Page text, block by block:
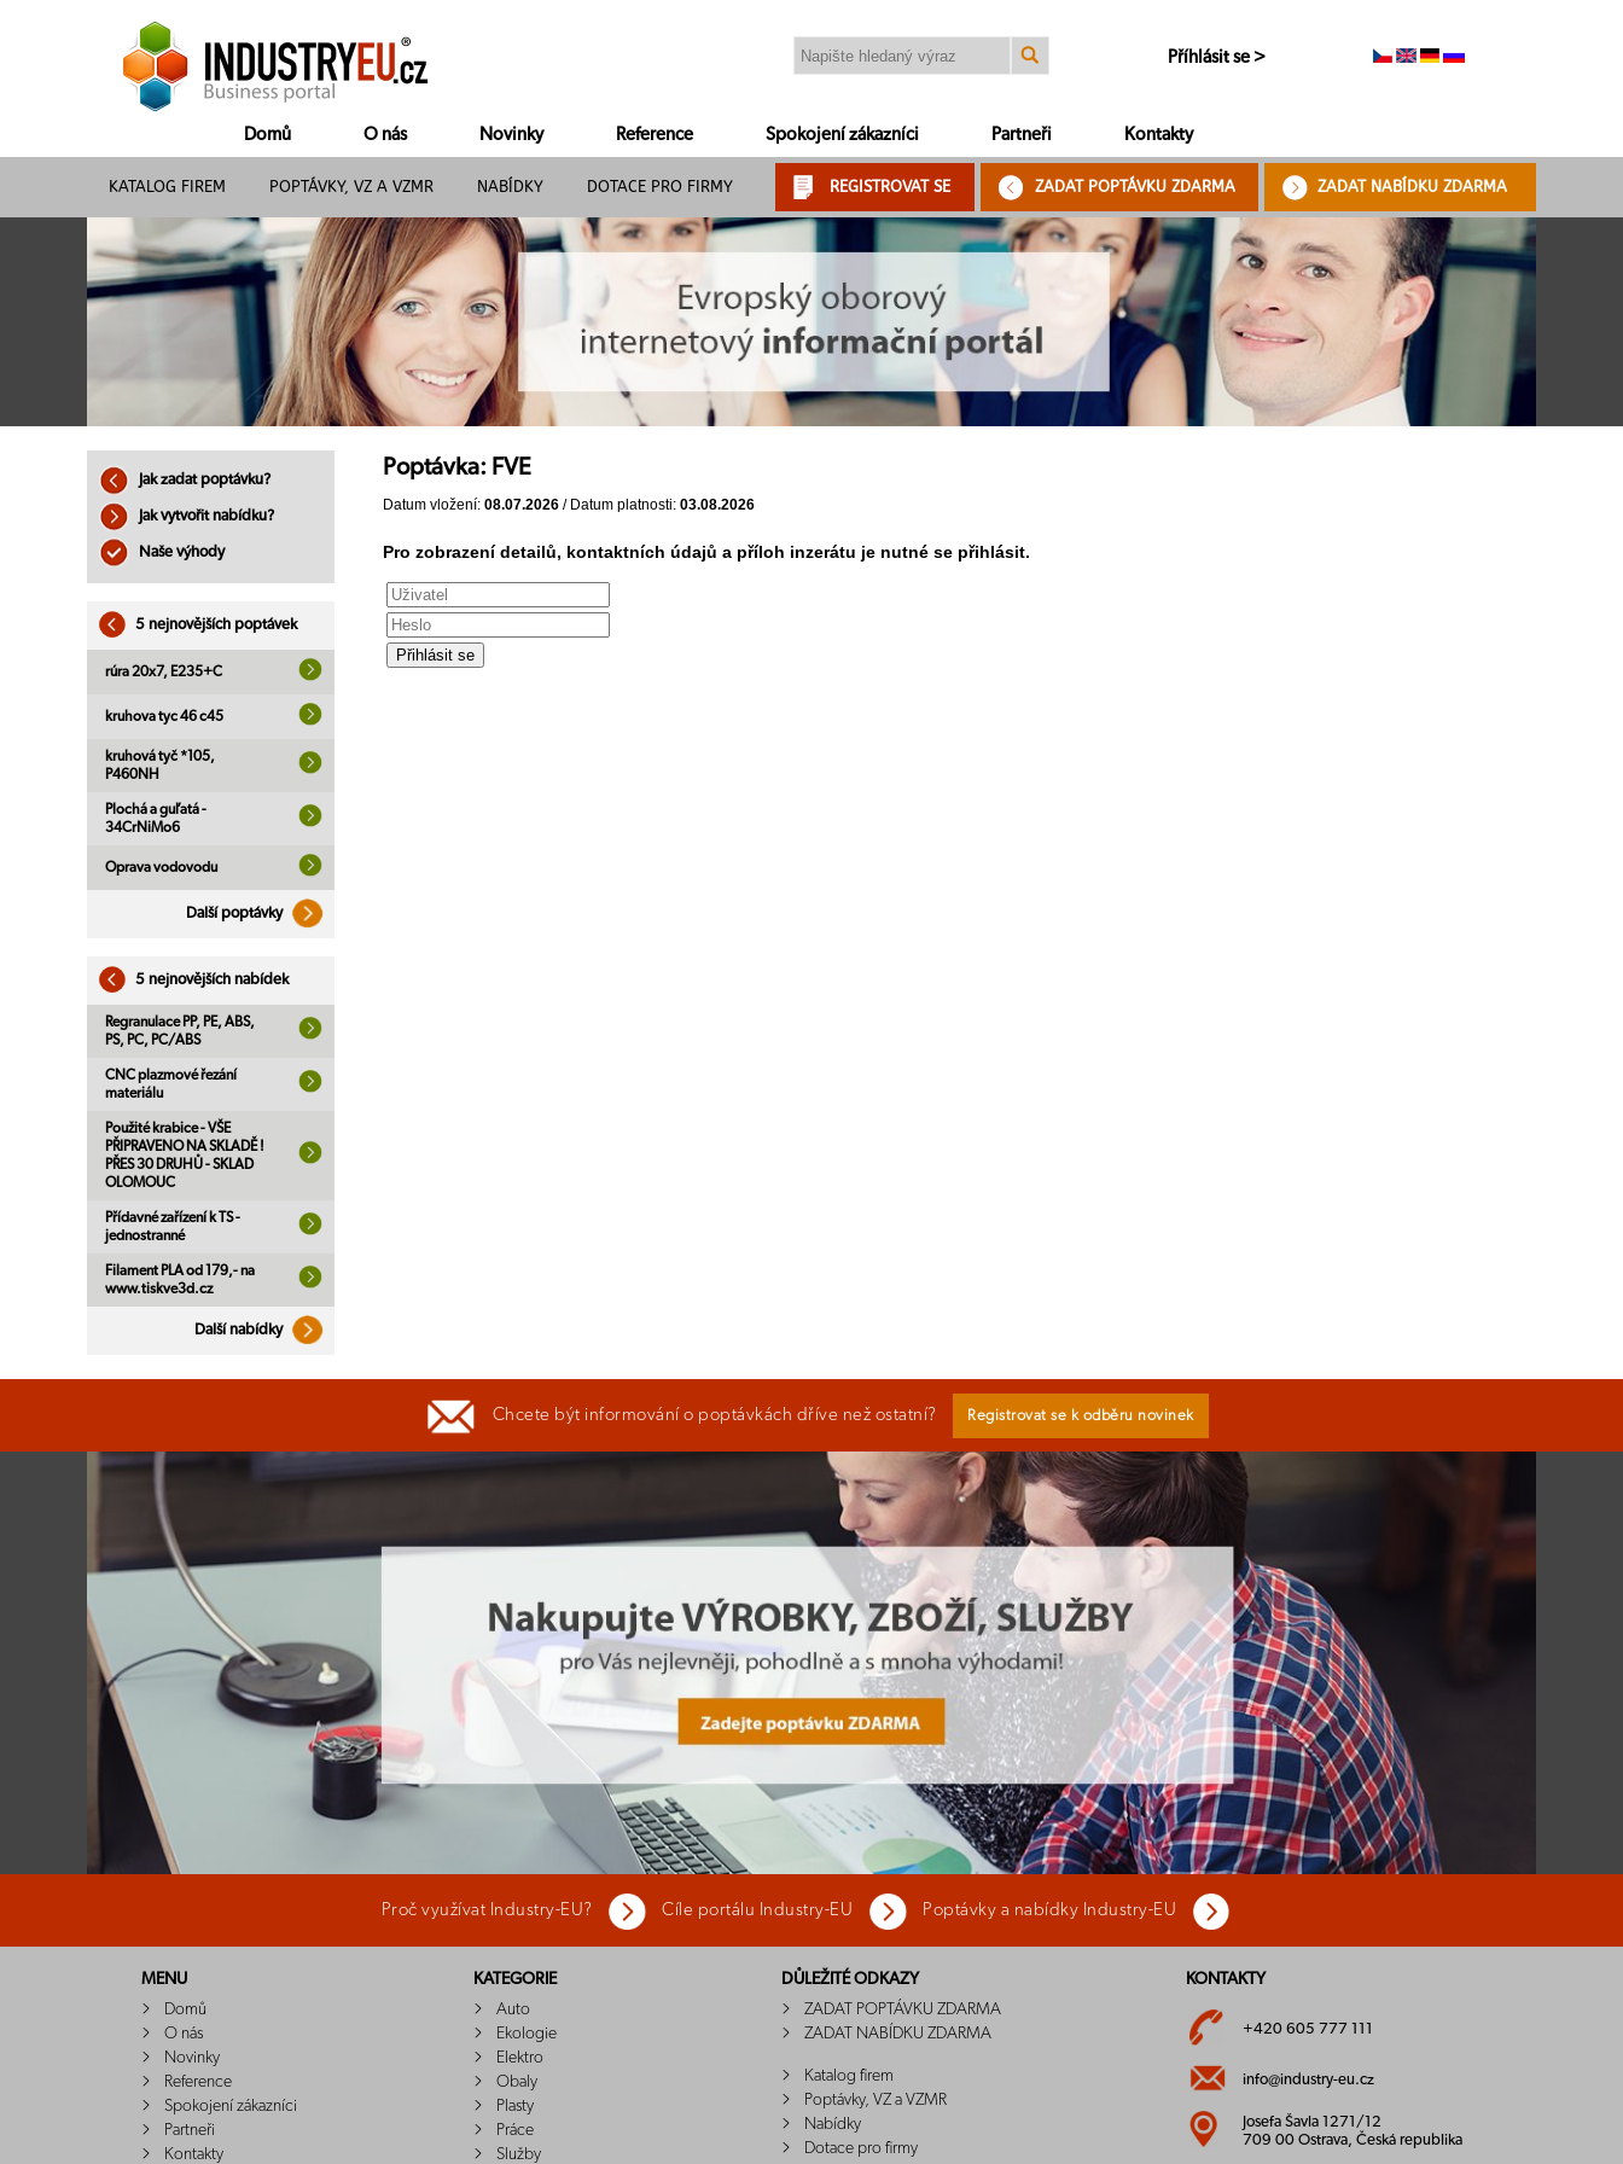
Příhlásit se >
Domů O nás Novinky Reference Spokojení zákazníci Partneři Kontakty
KATALOG FIREM POPTÁVKY, VZ A VZMR NABÍDKY DOTACE PRO FIRMY REGISTROVAT SE ZADAT POPTÁVKU ZDARMA ZADAT NABÍDKU ZDARMA
Jak zadat poptávku?
Jak vytvořit nabídku?
Naše výhody
5 nejnovějších poptávek
rúra 20x7, E235+C
kruhova tyc 46 c45
kruhová tyč *105,
P460NH
Plochá a guľatá -
34CrNiMo6
Oprava vodovodu
Další poptávky
5 nejnovějších nabídek
Regranulace PP, PE, ABS,
PS, PC, PC/ABS
CNC plazmové řezání
materiálu
Použité krabice - VŠE
PŘIPRAVENO NA SKLADĚ !
PŘES 30 DRUHŮ - SKLAD
OLOMOUC
Přídavné zařízení k TS -
jednostranné
Filament PLA od 179,- na
www.tiskve3d.cz
Další nabídky
Poptávka: FVE
Datum vložení: 08.07.2026 / Datum platnosti: 03.08.2026
Pro zobrazení detailů, kontaktních údajů a příloh inzerátu je nutné se přihlásit.
Chcete být informování o poptávkách dříve než ostatní? Registrovat se k odběru novinek
Proč využívat Industry-EU? Cíle portálu Industry-EU Poptávky a nabídky Industry-EU
MENU
Domů
O nás
Novinky
Reference
Spokojení zákazníci
Partneři
Kontakty
KATEGORIE
Auto
Ekologie
Elektro
Obaly
Plasty
Práce
Služby
DŮLEŽITÉ ODKAZY
ZADAT POPTÁVKU ZDARMA
ZADAT NABÍDKU ZDARMA
Katalog firem
Poptávky, VZ a VZMR
Nabídky
Dotace pro firmy
KONTAKTY
+420 605 777 111
info@industry-eu.cz
Josefa Šavla 1271/12
709 00 Ostrava, Česká republika